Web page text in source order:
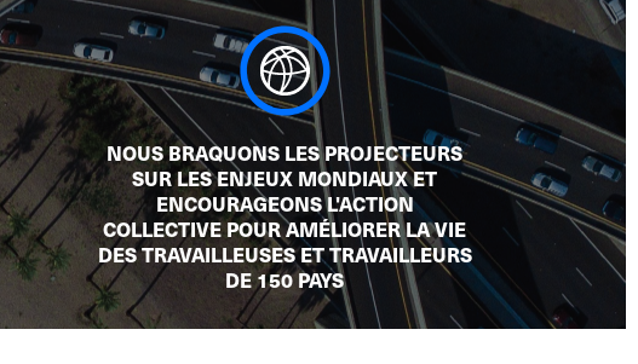
NOUS BRAQUONS LES PROJECTEURS
SUR LES ENJEUX MONDIAUX ET
ENCOURAGEONS L'ACTION
COLLECTIVE POUR AMÉLIORER LA VIE
DES TRAVAILLEUSES ET TRAVAILLEURS
DE 150 PAYS